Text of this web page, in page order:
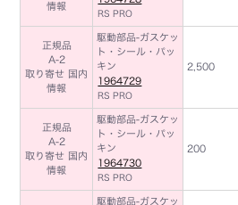
情報
RS PRO
正規品
A-2
取り寄せ 国内
情報
駆動部品-ガスケッ
ト・シール・パッ
キン
1964729
RS PRO
2,500
正規品
A-2
取り寄せ 国内
情報
駆動部品-ガスケッ
ト・シール・パッ
キン
1964730
RS PRO
200
駆動部品-ガスケッ